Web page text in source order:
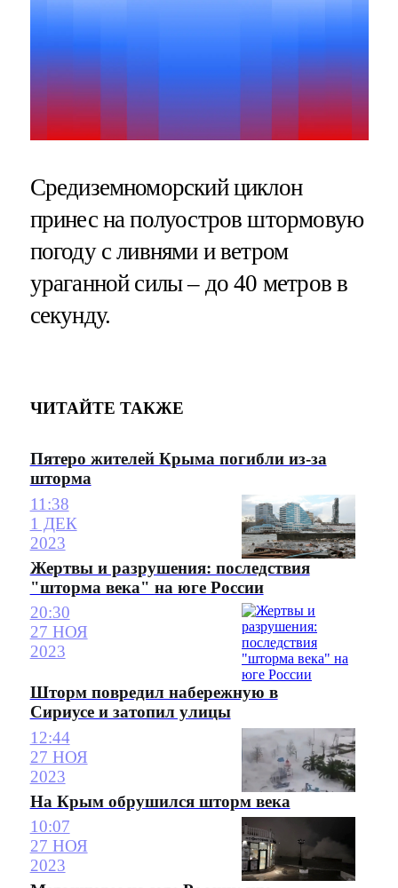
Средиземноморский циклон
принес на полуостров штормовую
погоду с ливнями и ветром
ураганной силы – до 40 метров в
секунду.
ЧИТАЙТЕ ТАКЖЕ
Пятеро жителей Крыма погибли из-за
шторма
11:38
1 ДЕК
2023
Жертвы и разрушения: последствия
"шторма века" на юге России
20:30
27 НОЯ
2023
Шторм повредил набережную в
Сириусе и затопил улицы
12:44
27 НОЯ
2023
На Крым обрушился шторм века
10:07
27 НОЯ
2023